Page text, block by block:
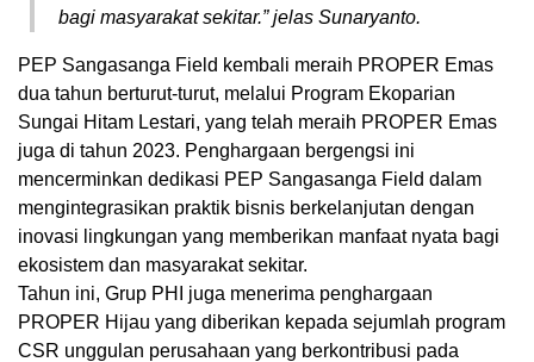
bagi masyarakat sekitar.” jelas Sunaryanto.
PEP Sangasanga Field kembali meraih PROPER Emas
dua tahun berturut-turut, melalui Program Ekoparian
Sungai Hitam Lestari, yang telah meraih PROPER Emas
juga di tahun 2023. Penghargaan bergengsi ini
mencerminkan dedikasi PEP Sangasanga Field dalam
mengintegrasikan praktik bisnis berkelanjutan dengan
inovasi lingkungan yang memberikan manfaat nyata bagi
ekosistem dan masyarakat sekitar.
Tahun ini, Grup PHI juga menerima penghargaan
PROPER Hijau yang diberikan kepada sejumlah program
CSR unggulan perusahaan yang berkontribusi pada